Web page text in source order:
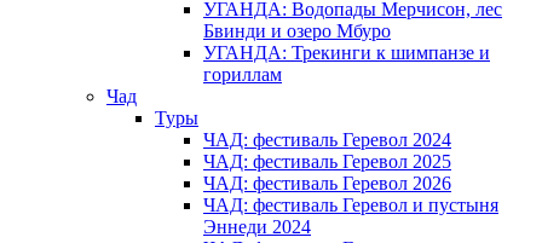
УГАНДА: Водопады Мерчисон, лес
Бвинди и озеро Мбуро
УГАНДА: Трекинги к шимпанзе и
гориллам
Чад
Туры
ЧАД: фестиваль Геревол 2024
ЧАД: фестиваль Геревол 2025
ЧАД: фестиваль Геревол 2026
ЧАД: фестиваль Геревол и пустыня
Эннеди 2024